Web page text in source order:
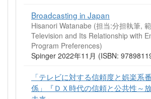
Broadcasting in Japan
Hisanori Watanabe (担当:分担執筆,
Television and Its Relationship with
Program Preferences)
Spinger 2022年11月 (ISBN:
「テレビに対する信頼度と娯楽系
係」『ＤＸ時代の信頼と公共性～